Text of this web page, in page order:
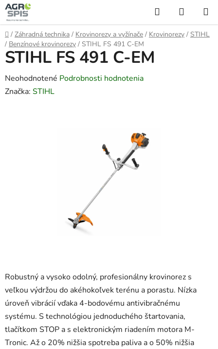
Prejsť
na
obsah
Hľadať
KOŠÍK
Domov
/ Záhradná technika / Krovinorezy a vyžínače / Krovinorezy / STIHL
/ Benzínové krovinorezy / STIHL FS 491 C-EM
Robustný a vysoko odolný, profesionálny krovinorez s
veľkou výdržou do akéhokoľvek terénu a porastu. Nízka
úroveň vibrácií vďaka 4-bodovému antivibračnému
systému. S technológiou jednoduchého štartovania,
tlačítkom STOP a s elektronickým riadením motora M-
Tronic. Až o 20% nižšia spotreba paliva a o 50% nižšia
STIHL FS 491 C-EM
Priemerné
hodnotenie
Neohodnotené Podrobnosti hodnotenia
Značka: STIHL